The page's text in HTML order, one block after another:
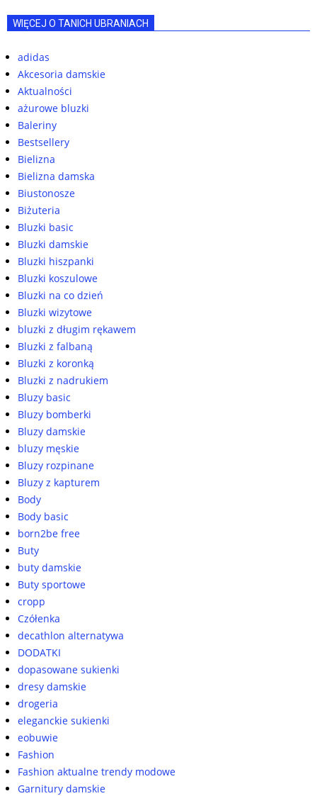
WIĘCEJ O TANICH UBRANIACH
adidas
Akcesoria damskie
Aktualności
ażurowe bluzki
Baleriny
Bestsellery
Bielizna
Bielizna damska
Biustonosze
Biżuteria
Bluzki basic
Bluzki damskie
Bluzki hiszpanki
Bluzki koszulowe
Bluzki na co dzień
Bluzki wizytowe
bluzki z długim rękawem
Bluzki z falbaną
Bluzki z koronką
Bluzki z nadrukiem
Bluzy basic
Bluzy bomberki
Bluzy damskie
bluzy męskie
Bluzy rozpinane
Bluzy z kapturem
Body
Body basic
born2be free
Buty
buty damskie
Buty sportowe
cropp
Czółenka
decathlon alternatywa
DODATKI
dopasowane sukienki
dresy damskie
drogeria
eleganckie sukienki
eobuwie
Fashion
Fashion aktualne trendy modowe
Garnitury damskie